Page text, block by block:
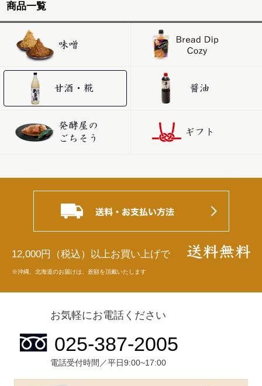
商品一覧
12,000円（税込）以上お買い上げで
※沖縄、北海道のお届けは、差額を頂戴いたします
お気軽にお電話ください
電話受付時間／平日9:00~17:00